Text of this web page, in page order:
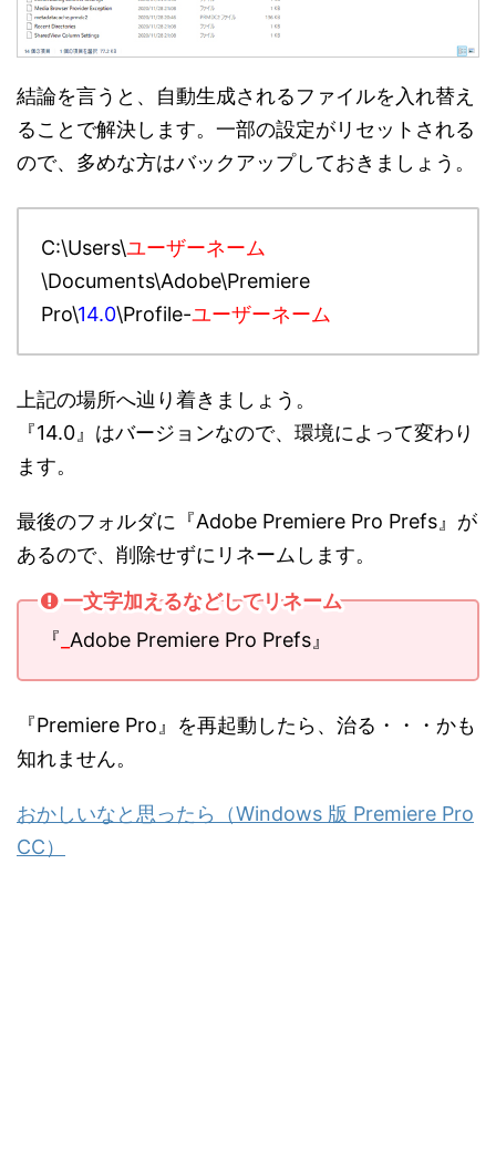
結論を言うと、自動生成されるファイルを入れ替え
ることで解決します。一部の設定がリセットされる
ので、多めな方はバックアップしておきましょう。
C:\Users\ユーザーネーム
\Documents\Adobe\Premiere
Pro\14.0\Profile-ユーザーネーム
上記の場所へ辿り着きましょう。
『14.0』はバージョンなので、環境によって変わり
ます。
最後のフォルダに『Adobe Premiere Pro Prefs』が
あるので、削除せずにリネームします。
一文字加えるなどしてリネーム
『 Adobe Premiere Pro Prefs』
『Premiere Pro』を再起動したら、治る・・・かも
知れません。
おかしいなと思ったら（Windows 版 Premiere Pro
CC）